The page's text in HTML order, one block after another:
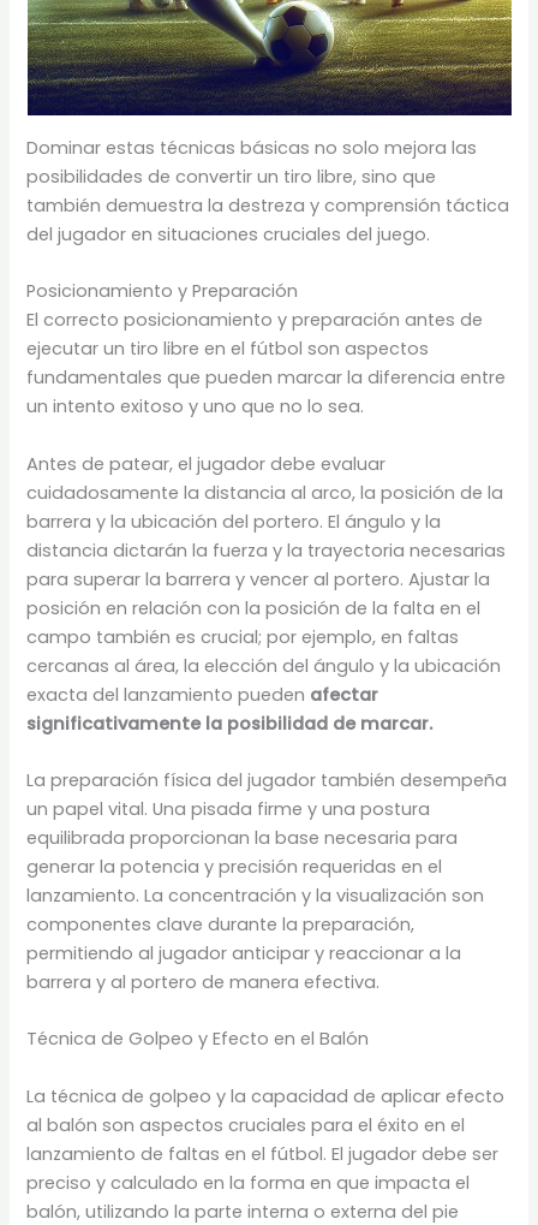
Dominar estas técnicas básicas no solo mejora las
posibilidades de convertir un tiro libre, sino que
también demuestra la destreza y comprensión táctica
del jugador en situaciones cruciales del juego.
Posicionamiento y Preparación
El correcto posicionamiento y preparación antes de
ejecutar un tiro libre en el fútbol son aspectos
fundamentales que pueden marcar la diferencia entre
un intento exitoso y uno que no lo sea.
Antes de patear, el jugador debe evaluar
cuidadosamente la distancia al arco, la posición de la
barrera y la ubicación del portero. El ángulo y la
distancia dictarán la fuerza y la trayectoria necesarias
para superar la barrera y vencer al portero. Ajustar la
posición en relación con la posición de la falta en el
campo también es crucial; por ejemplo, en faltas
cercanas al área, la elección del ángulo y la ubicación
exacta del lanzamiento pueden afectar
significativamente la posibilidad de marcar.
La preparación física del jugador también desempeña
un papel vital. Una pisada firme y una postura
equilibrada proporcionan la base necesaria para
generar la potencia y precisión requeridas en el
lanzamiento. La concentración y la visualización son
componentes clave durante la preparación,
permitiendo al jugador anticipar y reaccionar a la
barrera y al portero de manera efectiva.
Técnica de Golpeo y Efecto en el Balón
La técnica de golpeo y la capacidad de aplicar efecto
al balón son aspectos cruciales para el éxito en el
lanzamiento de faltas en el fútbol. El jugador debe ser
preciso y calculado en la forma en que impacta el
balón, utilizando la parte interna o externa del pie